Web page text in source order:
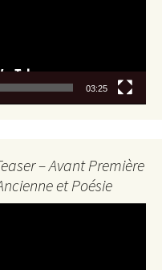
03:25
– Avant Première
et Poésie